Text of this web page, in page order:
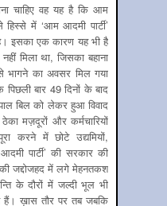
चाहिए वह यह है कि आम
में ‘आम आदमी पार्टी’
इसका एक कारण यह भी है
मिला था, जिसका बहाना
भागने का अवसर मिल गया
बार 49 दिनों के बाद
बिल को लेकर हुआ विवाद
मज़दूरों और कर्मचारियों
करने में छोटे उद्यमियों,
आदमी पार्टी’ की सरकार की
जद्दोजहद में लगे मेहनतकश
के दौरों में जल्दी भूल भी
ख़ास तौर पर तब जबकि